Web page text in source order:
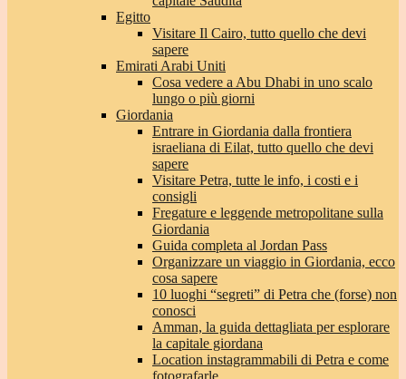
Egitto
Visitare Il Cairo, tutto quello che devi
sapere
Emirati Arabi Uniti
Cosa vedere a Abu Dhabi in uno scalo
lungo o più giorni
Giordania
Entrare in Giordania dalla frontiera
israeliana di Eilat, tutto quello che devi
sapere
Visitare Petra, tutte le info, i costi e i
consigli
Fregature e leggende metropolitane sulla
Giordania
Guida completa al Jordan Pass
Organizzare un viaggio in Giordania, ecco
cosa sapere
10 luoghi “segreti” di Petra che (forse) non
conosci
Amman, la guida dettagliata per esplorare
la capitale giordana
Location instagrammabili di Petra e come
fotografarle